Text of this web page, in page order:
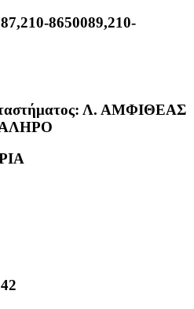
8650089,210-
Λ. ΑΜΦΙΘΕΑΣ